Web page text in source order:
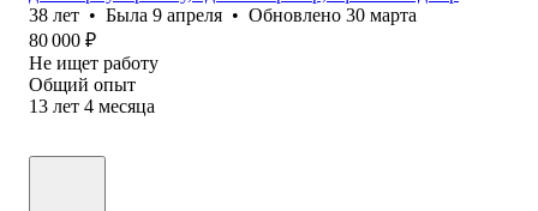
38 лет • Была 9 апреля • Обновлено 30 марта
80 000 ₽
Не ищет работу
Общий опыт
13 лет 4 месяца